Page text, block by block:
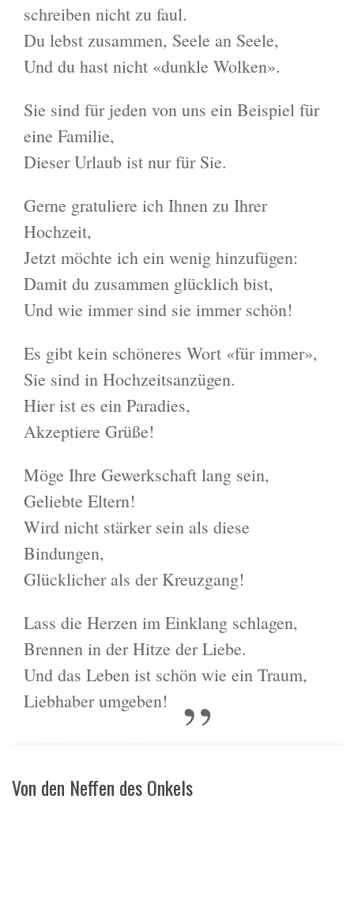
schreiben nicht zu faul.
Du lebst zusammen, Seele an Seele,
Und du hast nicht «dunkle Wolken».
Sie sind für jeden von uns ein Beispiel für
eine Familie,
Dieser Urlaub ist nur für Sie.
Gerne gratuliere ich Ihnen zu Ihrer
Hochzeit,
Jetzt möchte ich ein wenig hinzufügen:
Damit du zusammen glücklich bist,
Und wie immer sind sie immer schön!
Es gibt kein schöneres Wort «für immer»,
Sie sind in Hochzeitsanzügen.
Hier ist es ein Paradies,
Akzeptiere Grüße!
Möge Ihre Gewerkschaft lang sein,
Geliebte Eltern!
Wird nicht stärker sein als diese
Bindungen,
Glücklicher als der Kreuzgang!
Lass die Herzen im Einklang schlagen,
Brennen in der Hitze der Liebe.
Und das Leben ist schön wie ein Traum,
Liebhaber umgeben!
Von den Neffen des Onkels